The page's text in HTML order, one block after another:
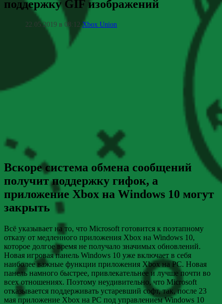
поддержку GIF изображений
22.05.2019 в 08:12Xbox Union
Вскоре система обмена сообщений
получит поддержку гифок, а
приложение Xbox на Windows 10 могут
закрыть
Всё указывает на то, что Microsoft готовится к поэтапному
отказу от медленного приложения Xbox на Windows 10,
которое долгое время не получало значимых обновлений.
Новая игровая панель Windows 10 уже включает в себя
наиболее важные функции приложения Xbox на PC. Новая
панель намного быстрее, привлекательнее и лучше почти во
всех отношениях. Поэтому неудивительно, что Microsoft
отказывается поддерживать устаревший софт, так, после 23
мая приложение Xbox на PC под управлением Windows 10